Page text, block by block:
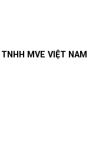
MVE VIỆT NAM